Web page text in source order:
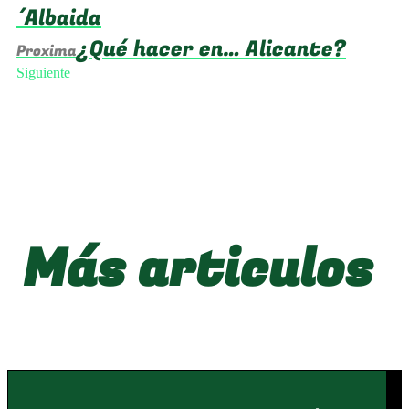
´Albaida
Proxima¿Qué hacer en… Alicante?
Siguiente
Más articulos